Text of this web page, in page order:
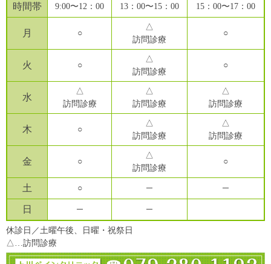
時間帯 9:00〜12：00 13：00〜15：00 15：00〜17：00
月 ○
△
訪問診療
○
火 ○
△
訪問診療
○
水
△
訪問診療
△
訪問診療
△
訪問診療
木 ○
△
訪問診療
△
訪問診療
金 ○
△
訪問診療
○
土 ○ ─ ─
日 ─ ─
休診日／土曜午後、日曜・祝祭日
△…訪問診療